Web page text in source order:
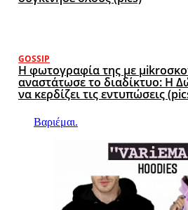
GOSSIP
Η φωτογραφία της με
αναστάτωσε το διαδίκτυο: Η
να κερδίζει τις εντυπώσεις
Βαριέμαι.